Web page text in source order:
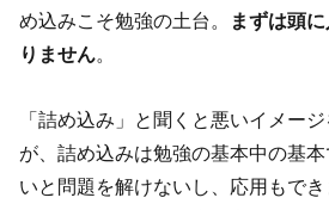
め込みこそ勉強の土台。
まずは頭
りません。
「詰め込み」と聞くと悪いイメー
が、詰め込みは勉強の基本中の基
いと問題を解けないし、応用もで